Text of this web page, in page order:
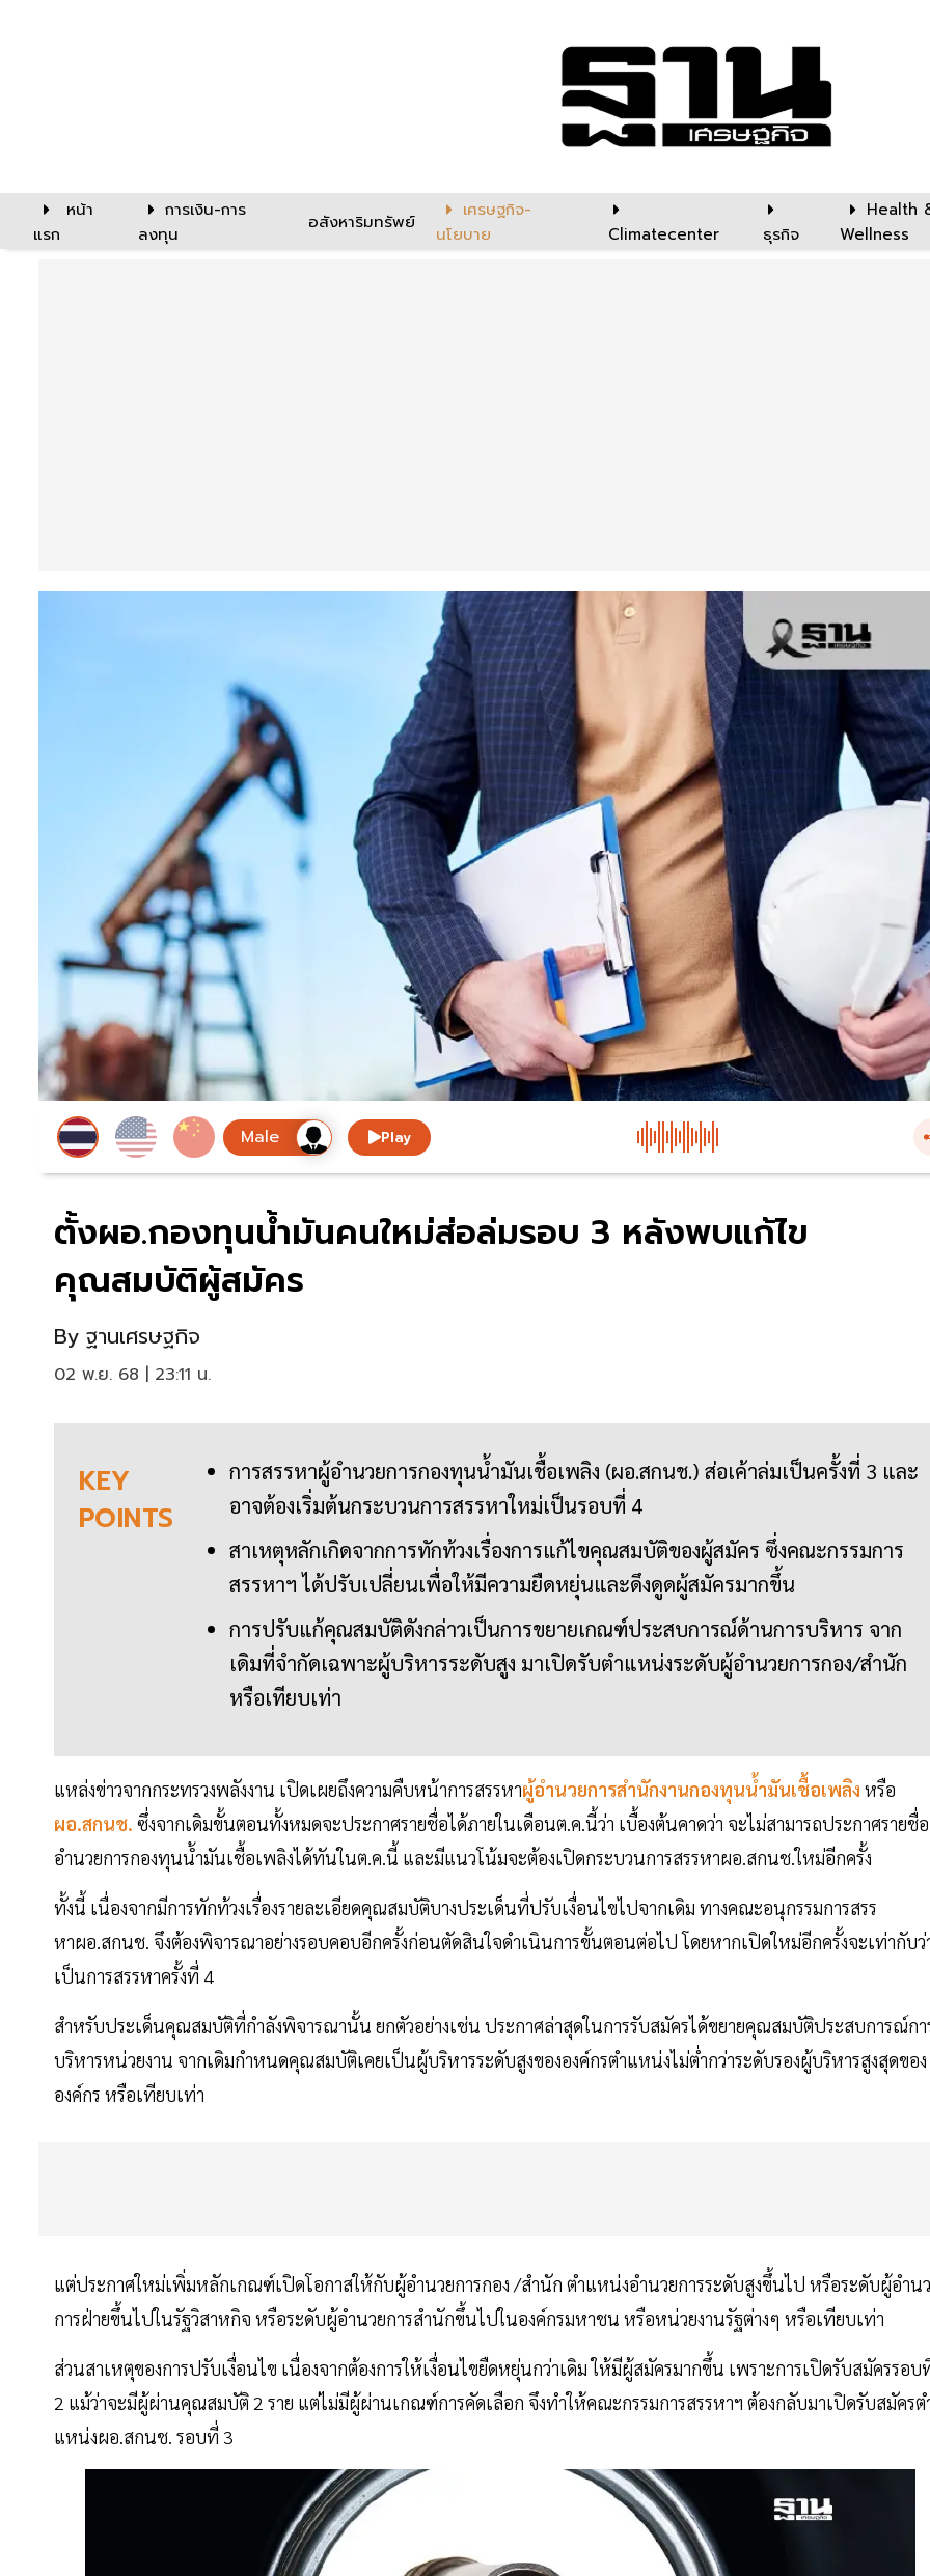
หน้า
แรก
การเงิน-การ
ลงทุน
อสังหาริมทรัพย์
เศรษฐกิจ-
นโยบาย
Climatecenter ธุรกิจ
Health
Wellness
Play
ตั้งผอ.กองทุนน้ำมันคนใหม่ส่อล่มรอบ 3 หลังพบแก้ไข
คุณสมบัติผู้สมัคร
By ฐานเศรษฐกิจ
02 พ.ย. 68 | 23:11 น.
KEY
POINTS
การสรรหาผู้อำนวยการกองทุนน้ำมันเชื้อเพลิง (ผอ.สกนช.) ส่อเค้าล่มเป็นครั้งที่ 3 และ
อาจต้องเริ่มต้นกระบวนการสรรหาใหม่เป็นรอบที่ 4
สาเหตุหลักเกิดจากการทักท้วงเรื่องการแก้ไขคุณสมบัติของผู้สมัคร ซึ่งคณะกรรมการ
สรรหาฯ ได้ปรับเปลี่ยนเพื่อให้มีความยืดหยุ่นและดึงดูดผู้สมัครมากขึ้น
การปรับแก้คุณสมบัติดังกล่าวเป็นการขยายเกณฑ์ประสบการณ์ด้านการบริหาร จาก
เดิมที่จำกัดเฉพาะผู้บริหารระดับสูง มาเปิดรับตำแหน่งระดับผู้อำนวยการกอง/สำนัก
หรือเทียบเท่า
แหล่งข่าวจากกระทรวงพลังงาน เปิดเผยถึงความคืบหน้าการสรรหาผู้อำนวยการสำนักงานกองทุนน้ำมันเชื้อเพลิง หรือ
ผอ.สกนช. ซึ่งจากเดิมขั้นตอนทั้งหมดจะประกาศรายชื่อได้ภายในเดือนต.ค.นี้ว่า เบื้องต้นคาดว่า จะไม่สามารถประกาศรายชื่
อำนวยการกองทุนน้ำมันเชื้อเพลิงได้ทันในต.ค.นี้ และมีแนวโน้มจะต้องเปิดกระบวนการสรรหาผอ.สกนช.ใหม่อีกครั้ง
ทั้งนี้ เนื่องจากมีการทักท้วงเรื่องรายละเอียดคุณสมบัติบางประเด็นที่ปรับเงื่อนไขไปจากเดิม ทางคณะอนุกรรมการสรร
หาผอ.สกนช. จึงต้องพิจารณาอย่างรอบคอบอีกครั้งก่อนตัดสินใจดำเนินการขั้นตอนต่อไป โดยหากเปิดใหม่อีกครั้งจะเท่ากับว่
เป็นการสรรหาครั้งที่ 4
สำหรับประเด็นคุณสมบัติที่กำลังพิจารณานั้น ยกตัวอย่างเช่น ประกาศล่าสุดในการรับสมัครได้ขยายคุณสมบัติประสบการณ์กา
บริหารหน่วยงาน จากเดิมกำหนดคุณสมบัติเคยเป็นผู้บริหารระดับสูงขององค์กรตำแหน่งไม่ต่ำกว่าระดับรองผู้บริหารสูงสุดของ
องค์กร หรือเทียบเท่า
แต่ประกาศใหม่เพิ่มหลักเกณฑ์เปิดโอกาสให้กับผู้อำนวยการกอง /สำนัก ตำแหน่งอำนวยการระดับสูงขึ้นไป หรือระดับผู้อำน
การฝ่ายขึ้นไปในรัฐวิสาหกิจ หรือระดับผู้อำนวยการสำนักขึ้นไปในองค์กรมหาชน หรือหน่วยงานรัฐต่างๆ หรือเทียบเท่า
ส่วนสาเหตุของการปรับเงื่อนไข เนื่องจากต้องการให้เงื่อนไขยืดหยุ่นกว่าเดิม ให้มีผู้สมัครมากขึ้น เพราะการเปิดรับสมัครรอบ
2 แม้ว่าจะมีผู้ผ่านคุณสมบัติ 2 ราย แต่ไม่มีผู้ผ่านเกณฑ์การคัดเลือก จึงทำให้คณะกรรมการสรรหาฯ ต้องกลับมาเปิดรับสมัครต
แหน่งผอ.สกนช. รอบที่ 3